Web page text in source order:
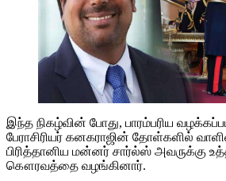
இந்த நிகழ்வின் போது, பாரம்பரிய
பேராசிரியர் கனகராஜின் தோள்களில்
பிரித்தானிய மன்னர் சார்ல்ஸ் அவருக்கு
கௌரவத்தை வழங்கினார்.